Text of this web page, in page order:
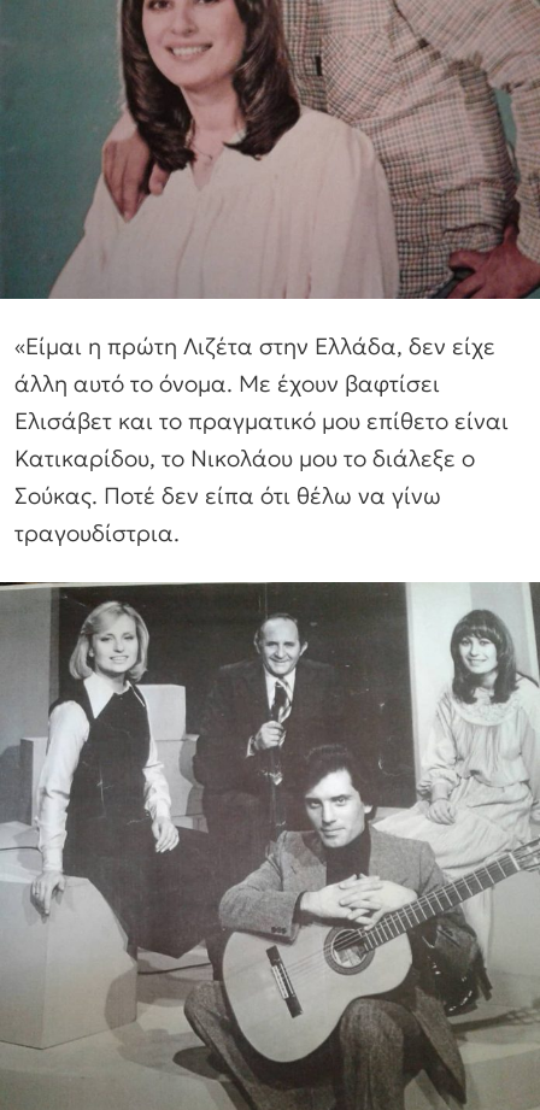
«Είμαι η πρώτη Λιζέτα στην Ελλάδα, δεν είχε
άλλη αυτό το όνομα. Με έχουν βαφτίσει
Ελισάβετ και το πραγματικό μου επίθετο είναι
Κατικαρίδου, το Νικολάου μου το διάλεξε ο
Σούκας. Ποτέ δεν είπα ότι θέλω να γίνω
τραγουδίστρια.